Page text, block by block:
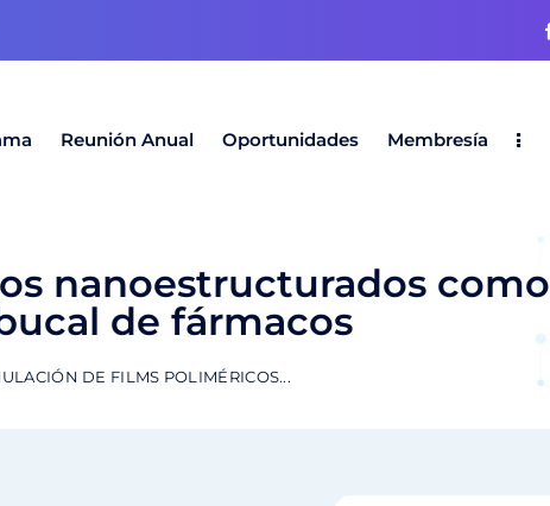
Reunión Anual Oportunidades Membresía
nanoestructurados como
de fármacos
DE FILMS POLIMÉRICOS...